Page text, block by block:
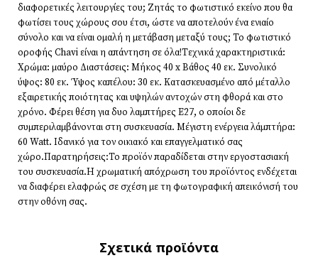
διαφορετικές λειτουργίες του; Ζητάς το φωτιστικό εκείνο που θα
φωτίσει τους χώρους σου έτσι, ώστε να αποτελούν ένα ενιαίο
σύνολο και να είναι ομαλή η μετάβαση μεταξύ τους; Το φωτιστικό
οροφής Chavi είναι η απάντηση σε όλα!Τεχνικά χαρακτηριστικά:
Χρώμα: μαύρο Διαστάσεις: Μήκος 40 x Βάθος 40 εκ. Συνολικό
ύψος: 80 εκ. Ύψος καπέλου: 30 εκ. Κατασκευασμένο από μέταλλο
εξαιρετικής ποιότητας και υψηλών αντοχών στη φθορά και στο
χρόνο. Φέρει θέση για δυο λαμπτήρες Ε27, ο οποίοι δε
συμπεριλαμβάνονται στη συσκευασία. Μέγιστη ενέργεια λάμπτήρα:
60 Watt. Ιδανικό για τον οικιακό και επαγγελματικό σας
χώρο.Παρατηρήσεις:Το προϊόν παραδίδεται στην εργοστασιακή
του συσκευασία.Η χρωματική απόχρωση του προϊόντος ενδέχεται
να διαφέρει ελαφρώς σε σχέση με τη φωτογραφική απεικόνισή του
στην οθόνη σας.
Σχετικά προϊόντα